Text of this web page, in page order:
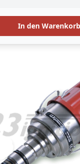
In den Warenkorb